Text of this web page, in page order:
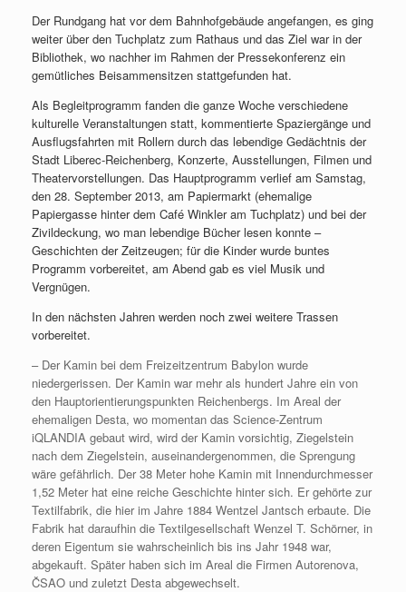
Der Rundgang hat vor dem Bahnhofgebäude angefangen, es ging
weiter über den Tuchplatz zum Rathaus und das Ziel war in der
Bibliothek, wo nachher im Rahmen der Pressekonferenz ein
gemütliches Beisammensitzen stattgefunden hat.
Als Begleitprogramm fanden die ganze Woche verschiedene
kulturelle Veranstaltungen statt, kommentierte Spaziergänge und
Ausflugsfahrten mit Rollern durch das lebendige Gedächtnis der
Stadt Liberec-Reichenberg, Konzerte, Ausstellungen, Filmen und
Theatervorstellungen. Das Hauptprogramm verlief am Samstag,
den 28. September 2013, am Papiermarkt (ehemalige
Papiergasse hinter dem Café Winkler am Tuchplatz) und bei der
Zivildeckung, wo man lebendige Bücher lesen konnte –
Geschichten der Zeitzeugen; für die Kinder wurde buntes
Programm vorbereitet, am Abend gab es viel Musik und
Vergnügen.
In den nächsten Jahren werden noch zwei weitere Trassen
vorbereitet.
– Der Kamin bei dem Freizeitzentrum Babylon wurde
niedergerissen. Der Kamin war mehr als hundert Jahre ein von
den Hauptorientierungspunkten Reichenbergs. Im Areal der
ehemaligen Desta, wo momentan das Science-Zentrum
iQLANDIA gebaut wird, wird der Kamin vorsichtig, Ziegelstein
nach dem Ziegelstein, auseinandergenommen, die Sprengung
wäre gefährlich. Der 38 Meter hohe Kamin mit Innendurchmesser
1,52 Meter hat eine reiche Geschichte hinter sich. Er gehörte zur
Textilfabrik, die hier im Jahre 1884 Wentzel Jantsch erbaute. Die
Fabrik hat daraufhin die Textilgesellschaft Wenzel T. Schörner, in
deren Eigentum sie wahrscheinlich bis ins Jahr 1948 war,
abgekauft. Später haben sich im Areal die Firmen Autorenova,
ČSAO und zuletzt Desta abgewechselt.